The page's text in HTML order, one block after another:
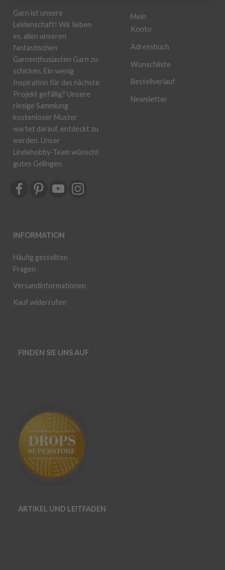
Garn ist unsere
Leidenschaft! Wir lieben
es, allen unseren
fantastischen
Garnenthusiasten Garn zu
schicken. Ein wenig
Inspiration für das nächste
Projekt gefällig? Unsere
riesige Sammlung
kostenloser Muster
wartet darauf, entdeckt zu
werden. Unser
Lindehobby-Team wünscht
gutes Gelingen.
INFORMATION
Häufig gestellten
Fragen
Versandinformationen
Kauf widerrufen
Mein
Konto
Adressbuch
Wunschliste
Bestellverlauf
Newsletter
FINDEN SIE UNS AUF
ARTIKEL UND LEITFADEN